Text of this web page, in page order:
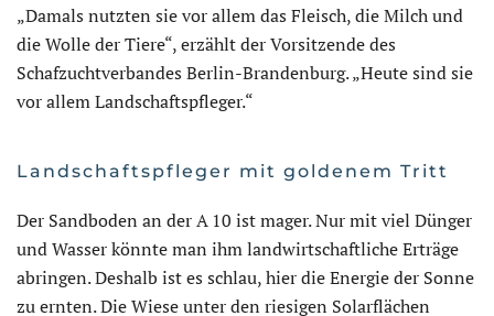
„Damals nutzten sie vor allem das Fleisch, die Milch und
die Wolle der Tiere“, erzählt der Vorsitzende des
Schafzuchtverbandes Berlin-Brandenburg. „Heute sind sie
vor allem Landschaftspfleger.“
Landschaftspfleger mit goldenem Tritt
Der Sandboden an der A 10 ist mager. Nur mit viel Dünger
und Wasser könnte man ihm landwirtschaftliche Erträge
abringen. Deshalb ist es schlau, hier die Energie der Sonne
zu ernten. Die Wiese unter den riesigen Solarflächen